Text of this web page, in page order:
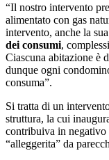
“Il nostro intervento
alimentato con gas
intervento, anche la sua
dei consumi,
Ciascuna abitazione è
dunque ogni
consuma”.
Si tratta di un
struttura, la cui
contribuiva in negativo
“alleggerita” da